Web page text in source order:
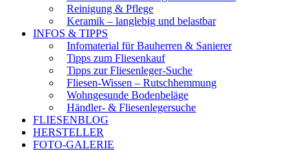
Reinigung & Pflege
Keramik – langlebig und belastbar
INFOS & TIPPS
Infomaterial für Bauherren & Sanierer
Tipps zum Fliesenkauf
Tipps zur Fliesenleger-Suche
Fliesen-Wissen – Rutschhemmung
Wohngesunde Bodenbeläge
Händler- & Fliesenlegersuche
FLIESENBLOG
HERSTELLER
FOTO-GALERIE